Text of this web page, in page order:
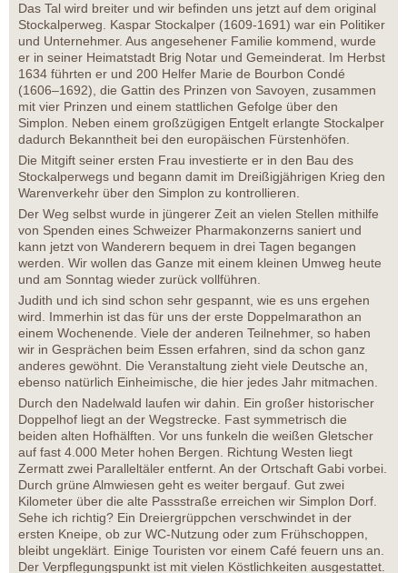
Das Tal wird breiter und wir befinden uns jetzt auf dem original
Stockalperweg. Kaspar Stockalper (1609-1691) war ein Politiker
und Unternehmer. Aus angesehener Familie kommend, wurde
er in seiner Heimatstadt Brig Notar und Gemeinderat. Im Herbst
1634 führten er und 200 Helfer Marie de Bourbon Condé
(1606–1692), die Gattin des Prinzen von Savoyen, zusammen
mit vier Prinzen und einem stattlichen Gefolge über den
Simplon. Neben einem großzügigen Entgelt erlangte Stockalper
dadurch Bekanntheit bei den europäischen Fürstenhöfen.
Die Mitgift seiner ersten Frau investierte er in den Bau des
Stockalperwegs und begann damit im Dreißigjährigen Krieg den
Warenverkehr über den Simplon zu kontrollieren.
Der Weg selbst wurde in jüngerer Zeit an vielen Stellen mithilfe
von Spenden eines Schweizer Pharmakonzerns saniert und
kann jetzt von Wanderern bequem in drei Tagen begangen
werden. Wir wollen das Ganze mit einem kleinen Umweg heute
und am Sonntag wieder zurück vollführen.
Judith und ich sind schon sehr gespannt, wie es uns ergehen
wird. Immerhin ist das für uns der erste Doppelmarathon an
einem Wochenende. Viele der anderen Teilnehmer, so haben
wir in Gesprächen beim Essen erfahren, sind da schon ganz
anderes gewöhnt. Die Veranstaltung zieht viele Deutsche an,
ebenso natürlich Einheimische, die hier jedes Jahr mitmachen.
Durch den Nadelwald laufen wir dahin. Ein großer historischer
Doppelhof liegt an der Wegstrecke. Fast symmetrisch die
beiden alten Hofhälften. Vor uns funkeln die weißen Gletscher
auf fast 4.000 Meter hohen Bergen. Richtung Westen liegt
Zermatt zwei Paralleltäler entfernt. An der Ortschaft Gabi vorbei.
Durch grüne Almwiesen geht es weiter bergauf. Gut zwei
Kilometer über die alte Passstraße erreichen wir Simplon Dorf.
Sehe ich richtig? Ein Dreiergrüppchen verschwindet in der
ersten Kneipe, ob zur WC-Nutzung oder zum Frühschoppen,
bleibt ungeklärt. Einige Touristen vor einem Café feuern uns an.
Der Verpflegungspunkt ist mit vielen Köstlichkeiten ausgestattet.